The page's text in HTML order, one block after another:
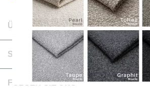
ÜBER UNS & RECHTLICHES
SERVICE & KONTAKT
FOLGEN SIE UNS